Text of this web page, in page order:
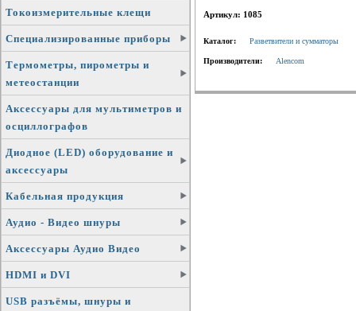
Токоизмерительные клещи
Специализированные приборы
Термометры, пирометры и
метеостанции
Аксессуары для мультиметров и
осциллографов
Диодное (LED) оборудование и
аксессуары
Кабельная продукция
Аудио - Видео шнуры
Аксессуары Аудио Видео
HDMI и DVI
USB разъёмы, шнуры и
Артикул: 1085
Каталог: Разветвители и сумматоры
Производители: Alencom